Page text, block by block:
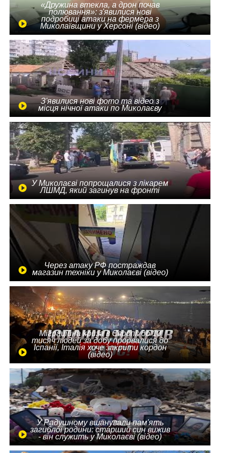
«Дружина втекла, а дрон почав
полювання»: з'явилися нові
подробиці атаки на фермера з
Миколаївщини у Херсоні (відео)
З'явилися нові фото та відео з
місця нічної атаки по Миколаєву
У Миколаєві попрощалися з лікарем
ЛШМД, який загинув на фронті
Через атаку РФ постраждав
магазин техніки у Миколаєві (відео)
Міграційна криза в Європі: до 10
тисяч людей за добу прорвалися до
Іспанії, Італія хоче закрити кордон
(відео)
У Радушному вшанували пам'ять
загиблої родини: старший син вижив
- він служить у Миколаєві (відео)